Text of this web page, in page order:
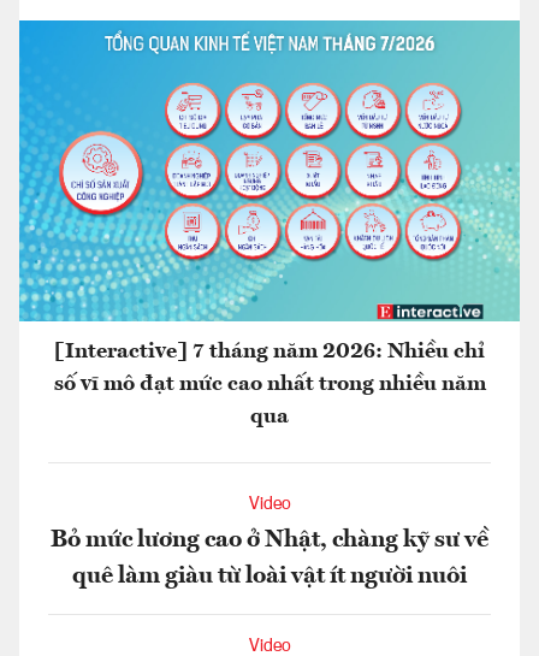
[Interactive] 7 tháng năm 2026: Nhiều chỉ
số vĩ mô đạt mức cao nhất trong nhiều năm
qua
Video
Bỏ mức lương cao ở Nhật, chàng kỹ sư về
quê làm giàu từ loài vật ít người nuôi
Video